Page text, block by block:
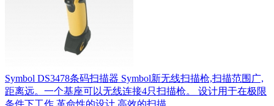
Symbol DS3478条码扫描器 Symbol新无线扫描枪,扫描范围广,
距离远。一个基座可以无线连接4只扫描枪。 设计用于在极限
条件下工作 革命性的设计 高效的扫描